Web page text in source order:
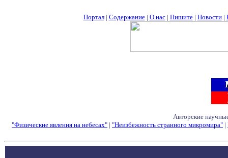
Портал| Содержание| О нас| Пишите| Новости|
Авторские
"Физические явления на небесах" | "Неизбежность странного микромира" |